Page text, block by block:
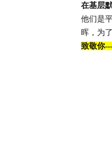
在基层
他们是
晖，为
致敬你